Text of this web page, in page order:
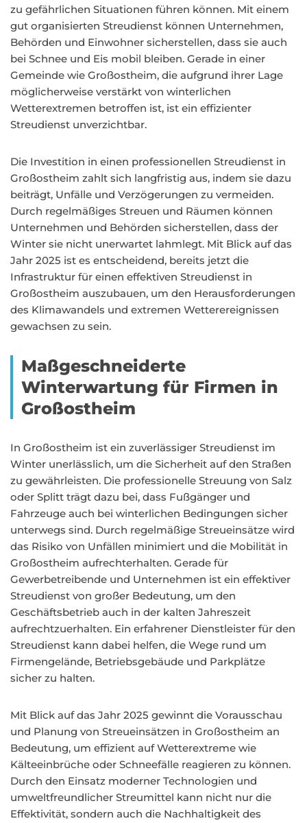
zu gefährlichen Situationen führen können. Mit einem
gut organisierten Streudienst können Unternehmen,
Behörden und Einwohner sicherstellen, dass sie auch
bei Schnee und Eis mobil bleiben. Gerade in einer
Gemeinde wie Großostheim, die aufgrund ihrer Lage
möglicherweise verstärkt von winterlichen
Wetterextremen betroffen ist, ist ein effizienter
Streudienst unverzichtbar.
Die Investition in einen professionellen Streudienst in
Großostheim zahlt sich langfristig aus, indem sie dazu
beiträgt, Unfälle und Verzögerungen zu vermeiden.
Durch regelmäßiges Streuen und Räumen können
Unternehmen und Behörden sicherstellen, dass der
Winter sie nicht unerwartet lahmlegt. Mit Blick auf das
Jahr 2025 ist es entscheidend, bereits jetzt die
Infrastruktur für einen effektiven Streudienst in
Großostheim auszubauen, um den Herausforderungen
des Klimawandels und extremen Wetterereignissen
gewachsen zu sein.
Maßgeschneiderte
Winterwartung für Firmen in
Großostheim
In Großostheim ist ein zuverlässiger Streudienst im
Winter unerlässlich, um die Sicherheit auf den Straßen
zu gewährleisten. Die professionelle Streuung von Salz
oder Splitt trägt dazu bei, dass Fußgänger und
Fahrzeuge auch bei winterlichen Bedingungen sicher
unterwegs sind. Durch regelmäßige Streueinsätze wird
das Risiko von Unfällen minimiert und die Mobilität in
Großostheim aufrechterhalten. Gerade für
Gewerbetreibende und Unternehmen ist ein effektiver
Streudienst von großer Bedeutung, um den
Geschäftsbetrieb auch in der kalten Jahreszeit
aufrechtzuerhalten. Ein erfahrener Dienstleister für den
Streudienst kann dabei helfen, die Wege rund um
Firmengelände, Betriebsgebäude und Parkplätze
sicher zu halten.
Mit Blick auf das Jahr 2025 gewinnt die Vorausschau
und Planung von Streueinsätzen in Großostheim an
Bedeutung, um effizient auf Wetterextreme wie
Kälteeinbrüche oder Schneefälle reagieren zu können.
Durch den Einsatz moderner Technologien und
umweltfreundlicher Streumittel kann nicht nur die
Effektivität, sondern auch die Nachhaltigkeit des